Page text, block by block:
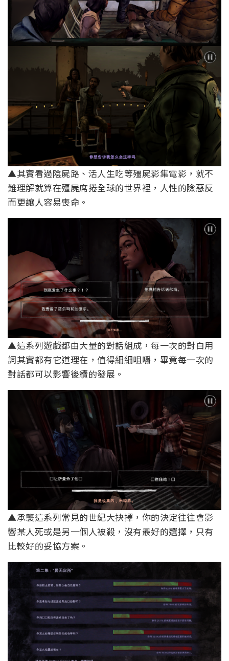
▲其實看過陰屍路、活人生吃等殭屍影集電影，就不
難理解就算在殭屍席捲全球的世界裡，人性的險惡反
而更讓人容易喪命。
▲這系列遊戲都由大量的對話組成，每一次的對白用
詞其實都有它道理在，值得細細咀嚼，畢竟每一次的
對話都可以影響後續的發展。
▲承襲這系列常見的世紀大抉擇，你的決定往往會影
響某人死或是另一個人被殺，沒有最好的選擇，只有
比較好的妥協方案。